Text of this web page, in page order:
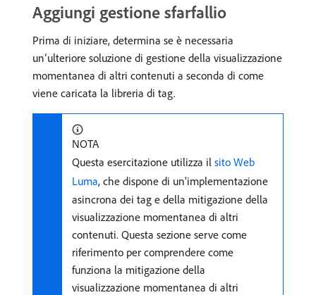
Aggiungi gestione sfarfallio
Prima di iniziare, determina se è necessaria
un’ulteriore soluzione di gestione della visualizzazione
momentanea di altri contenuti a seconda di come
viene caricata la libreria di tag.
NOTA
Questa esercitazione utilizza il sito Web
Luma, che dispone di un'implementazione
asincrona dei tag e della mitigazione della
visualizzazione momentanea di altri
contenuti. Questa sezione serve come
riferimento per comprendere come
funziona la mitigazione della
visualizzazione momentanea di altri